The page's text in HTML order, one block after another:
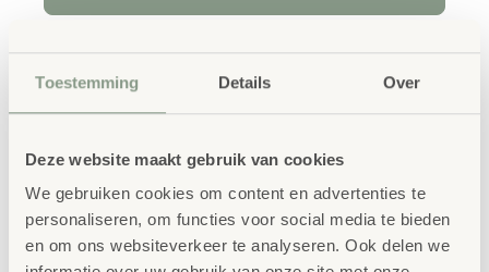
Toestemming Details Over
Deze website maakt gebruik van cookies
We gebruiken cookies om content en advertenties te
personaliseren, om functies voor social media te bieden
en om ons websiteverkeer te analyseren. Ook delen we
Productbeschrijving
Ideale aanvulling op onze EduCasa podium delen van